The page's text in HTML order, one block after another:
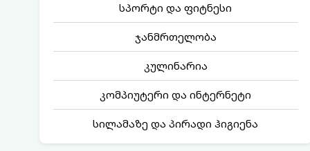
სპორტი და ფიტნესი
ჯანმრთელობა
კულინარია
კომპიუტერი და ინტერნეტი
სილამაზე და პირადი ჰიგიენა